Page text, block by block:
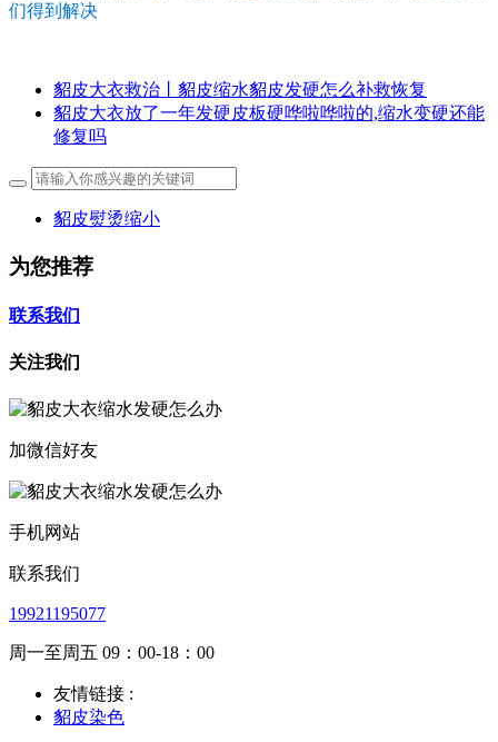
们得到解决
貂皮大衣救治丨貂皮缩水貂皮发硬怎么补救恢复
貂皮大衣放了一年发硬皮板硬哗啦哗啦的,缩水变硬还能
修复吗
貂皮熨烫缩小
为您推荐
联系我们
关注我们
加微信好友
手机网站
联系我们
19921195077
周一至周五 09：00-18：00
友情链接 :
貂皮染色